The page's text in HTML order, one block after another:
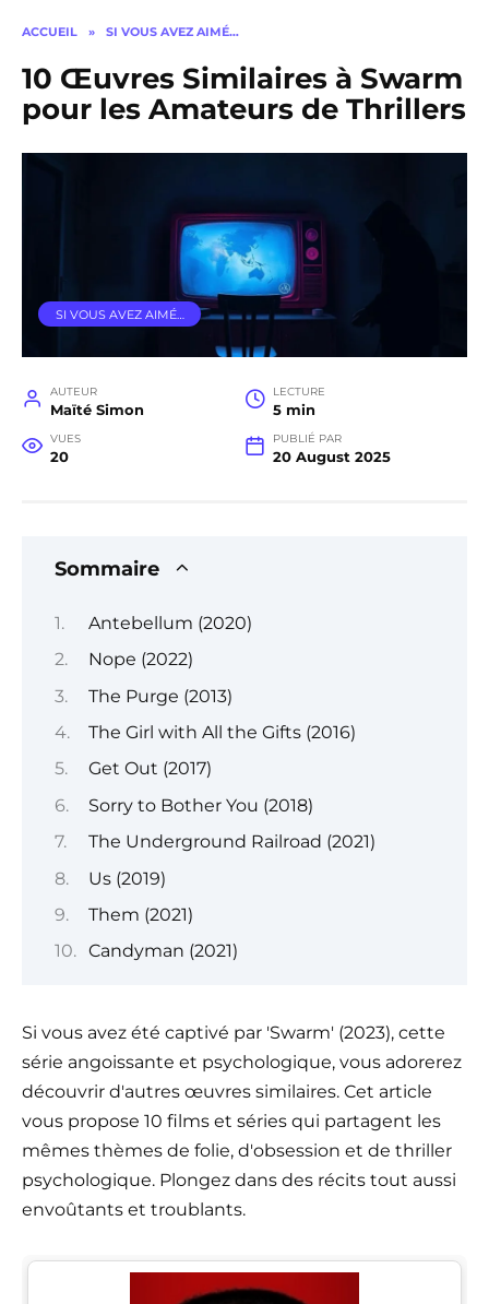
ACCUEIL » SI VOUS AVEZ AIMÉ…
10 Œuvres Similaires à Swarm
pour les Amateurs de Thrillers
SI VOUS AVEZ AIMÉ…
AUTEUR
Maïté Simon
LECTURE
5 min
VUES
20
PUBLIÉ PAR
20 August 2025
Sommaire
Antebellum (2020)
Nope (2022)
The Purge (2013)
The Girl with All the Gifts (2016)
Get Out (2017)
Sorry to Bother You (2018)
The Underground Railroad (2021)
Us (2019)
Them (2021)
Candyman (2021)
Si vous avez été captivé par 'Swarm' (2023), cette
série angoissante et psychologique, vous adorerez
découvrir d'autres œuvres similaires. Cet article
vous propose 10 films et séries qui partagent les
mêmes thèmes de folie, d'obsession et de thriller
psychologique. Plongez dans des récits tout aussi
envoûtants et troublants.